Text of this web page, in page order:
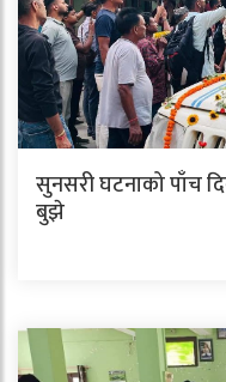
सुनसरी घटनाको पाँच
बुझे